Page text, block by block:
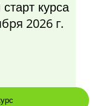
курса
2026 г.